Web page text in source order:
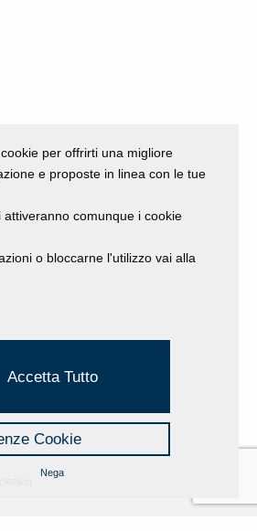
per offrirti una migliore
e proposte in linea con le tue
attiveranno comunque i cookie
o bloccarne l'utilizzo vai alla
Accetta Tutto
Cookie
Nega